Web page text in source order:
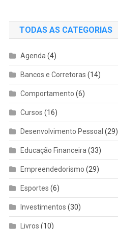
TODAS AS CATEGORIAS
Agenda (4)
Bancos e Corretoras (14)
Comportamento (6)
Cursos (16)
Desenvolvimento Pessoal (29)
Educação Financeira (33)
Empreendedorismo (29)
Esportes (6)
Investimentos (30)
Livros (10)